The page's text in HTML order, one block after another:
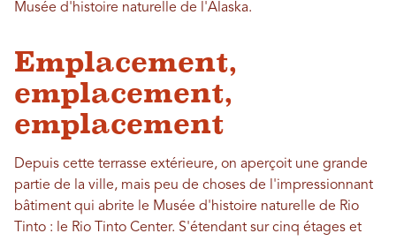
Musée d'histoire naturelle de l'Alaska.
Emplacement,
emplacement,
emplacement
Depuis cette terrasse extérieure, on aperçoit une grande
partie de la ville, mais peu de choses de l'impressionnant
bâtiment qui abrite le Musée d'histoire naturelle de Rio
Tinto : le Rio Tinto Center. S'étendant sur cinq étages et